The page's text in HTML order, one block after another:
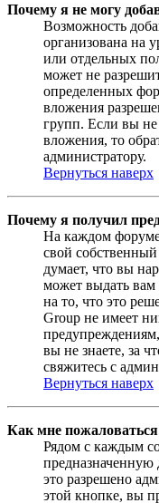
Почему я не могу
Возможность
организована на
или отдельных
может не
определенных
вложения
групп. Если вы не
вложения, то
администратору.
Вернуться наверх
Почему я получил
На каждом
свой
думает, что вы
может выдать
на то, что это
Group не имеет
вы не знаете, за
свяжитесь с
Вернуться наверх
Как мне
Рядом с каждым
предназначенную
это разрешено
этой кнопке, вы